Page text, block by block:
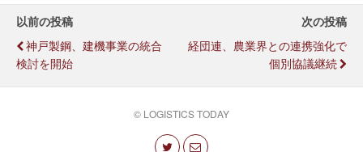
以前の投稿
神戸製鋼、建機事業の統合
検討を開始
次の投稿
経団連、農業界との連携強化で
個別協議継続
© LOGISTICS TODAY